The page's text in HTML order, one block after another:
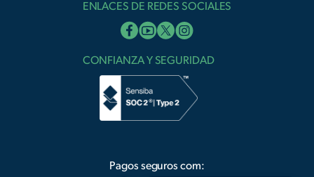
ENLACES DE REDES SOCIALES
CONFIANZA Y SEGURIDAD
Pagos seguros com: